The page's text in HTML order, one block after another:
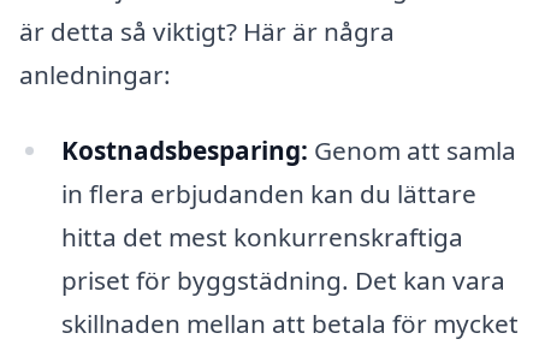
är detta så viktigt? Här är några
anledningar:
Kostnadsbesparing: Genom att samla
in flera erbjudanden kan du lättare
hitta det mest konkurrenskraftiga
priset för byggstädning. Det kan vara
skillnaden mellan att betala för mycket